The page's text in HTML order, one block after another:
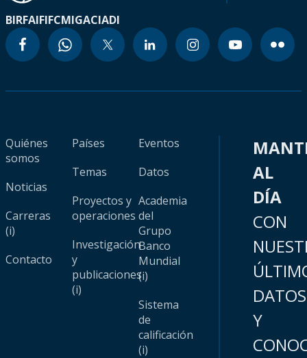
BIRFAIFIFCMIGACIADI
Quiénes
somos
Noticias
Carreras
(i)
Contacto
Países
Temas
Proyectos y
operaciones
Investigación
y
publicaciones
(i)
Eventos
Datos
Academia
del
Grupo
Banco
Mundial
(i)
Sistema
de
calificación
(i)
AL
DÍA
CON
DATOS
Y